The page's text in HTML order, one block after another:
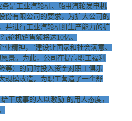
务是工业汽轮机、船用汽轮发电机
份有限公司的要求，为扩大公司的
并进行工业汽轮机组生产能力的扩
轮机销售额将达10亿。
精神，"建设让国家和社会满意、
景。为此，公司在提高职工福利
等）的同时投入资金对职工俱乐
规模改造，为职工营造了一个舒
成事的人以激励"的用人态度，